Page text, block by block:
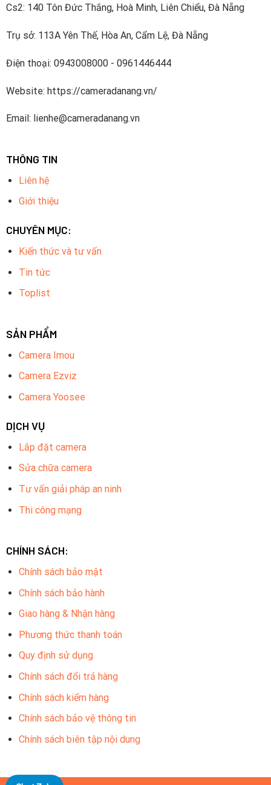
Cs2: 140 Tôn Đức Thắng, Hoà Minh, Liên Chiểu, Đà Nẵng
Trụ sở: 113A Yên Thế, Hòa An, Cẩm Lệ, Đà Nẵng
Điện thoại: 0943008000 - 0961446444
Website: https://cameradanang.vn/
Email: lienhe@cameradanang.vn
THÔNG TIN
Liên hệ
Giới thiệu
CHUYÊN MỤC:
Kiến thức và tư vấn
Tin tức
Toplist
SẢN PHẨM
Camera Imou
Camera Ezviz
Camera Yoosee
DỊCH VỤ
Lắp đặt camera
Sửa chữa camera
Tư vấn giải pháp an ninh
Thi công mạng
CHÍNH SÁCH:
Chính sách bảo mật
Chính sách bảo hành
Giao hàng & Nhận hàng
Phương thức thanh toán
Quy định sử dụng
Chính sách đổi trả hàng
Chính sách kiểm hàng
Chính sách bảo vệ thông tin
Chính sách biên tập nội dung